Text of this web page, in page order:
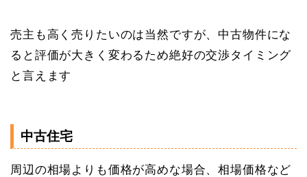
売主も高く売りたいのは当然ですが、中古物件にな
ると評価が大きく変わるため絶好の交渉タイミング
と言えます
中古住宅
周辺の相場よりも価格が高めな場合、相場価格など